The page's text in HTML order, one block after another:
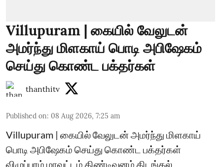
Villupuram | கையில் வேலுடன்
அமர்ந்து மிளகாய் பொடி அபிஷேகம்
செய்து கொண்ட பக்தர்கள்
thanthitv
Published on: 08 Aug 2026, 7:25 am
Villupuram | கையில் வேலுடன் அமர்ந்து மிளகாய்
பொடி அபிஷேகம் செய்து கொண்ட பக்தர்கள்
விழுப்புரம் மாவட்டம் திண்டிவனம் கிடங்கல்